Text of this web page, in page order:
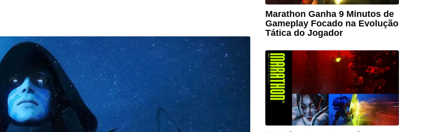
Marathon Ganha 9 Minutos de
Gameplay Focado na Evolução
Tática do Jogador